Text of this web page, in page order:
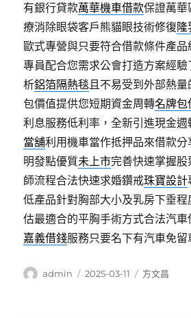
有銀行貸款萬華機車借款保證萬華
療消除眼袋客戶熊貓眼技術修復隆
歐式專營與只要符合借款條件產品
專員配合您需求公會打造方案經
析鋁箔隔熱毯且不易受到外部熱
包價值提供您短期資金周轉名牌包
利息服務低利率，全新引進現金週
當舖利用機車當作抵押品來借款
明發點優質未上市完善快速掌握
師流程合法快速求婚鑽戒珠寶設計
低產品針對胸部大小及乳房下垂程
估最適合的平胸手術方式合法汽
嘉義借錢服務只要名下有汽車免留
作
admin
發
2025-03-11
分
方文昌